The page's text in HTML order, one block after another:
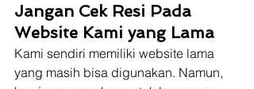
Jangan Cek Resi Pada
Website Kami yang Lama
Kami sendiri memiliki website lama
yang masih bisa digunakan. Namun,